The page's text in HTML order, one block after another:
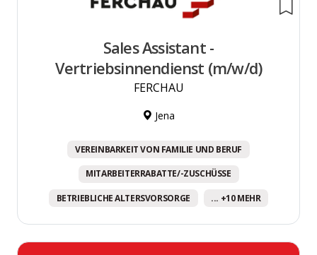
Sales Assistant -
Vertriebsinnendienst (m/w/d)
FERCHAU
Jena
VEREINBARKEIT VON FAMILIE UND BERUF
MITARBEITERRABATTE/-ZUSCHÜSSE
BETRIEBLICHE ALTERSVORSORGE ... +10 MEHR